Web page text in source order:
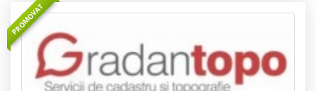
PROMOVAT